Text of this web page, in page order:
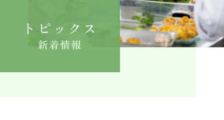
よくある質問
トピックス
新着情報